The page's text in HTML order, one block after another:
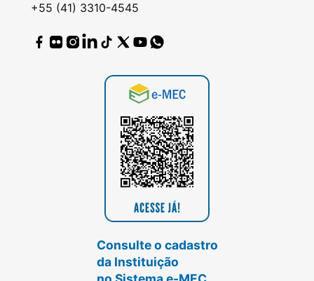
+55 (41) 3310-4545
Consulte o cadastro
da Instituição